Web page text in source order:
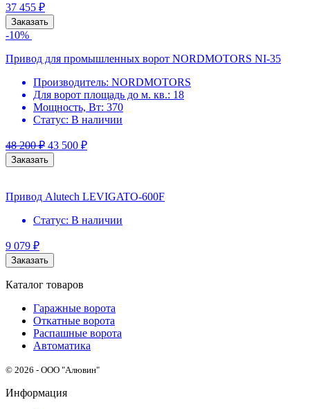
37 455 ₽
Заказать
-10%
Привод для промышленных ворот NORDMOTORS NI-35
Производитель: NORDMOTORS
Для ворот площадь до м. кв.: 18
Мощность, Вт: 370
Статус: В наличии
48 200₽ 43 500 ₽
Заказать
Привод Alutech LEVIGATO-600F
Статус: В наличии
9 079 ₽
Заказать
Каталог товаров
Гаражные ворота
Откатные ворота
Распашные ворота
Автоматика
© 2026 - ООО "Алювин"
Информация